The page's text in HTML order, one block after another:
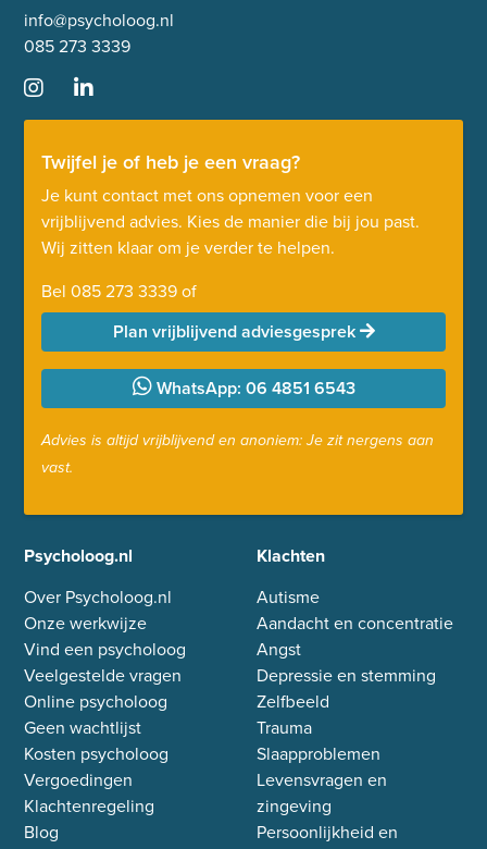
info@psycholoog.nl
085 273 3339
Twijfel je of heb je een vraag?
Je kunt contact met ons opnemen voor een
vrijblijvend advies. Kies de manier die bij jou past.
Wij zitten klaar om je verder te helpen.
Bel 085 273 3339of
Plan vrijblijvend adviesgesprek
WhatsApp: 06 4851 6543
Advies is altijd vrijblijvend en anoniem: Je zit nergens aan
vast.
Psycholoog.nl
Over Psycholoog.nl
Onze werkwijze
Vind een psycholoog
Veelgestelde vragen
Online psycholoog
Geen wachtlijst
Kosten psycholoog
Vergoedingen
Klachtenregeling
Blog
Klachten
Autisme
Aandacht en concentratie
Angst
Depressie en stemming
Zelfbeeld
Trauma
Slaapproblemen
Levensvragen en
zingeving
Persoonlijkheid en